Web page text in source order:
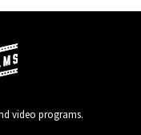
video programs.